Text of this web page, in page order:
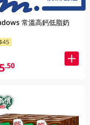
常溫高鈣低脂奶
.50